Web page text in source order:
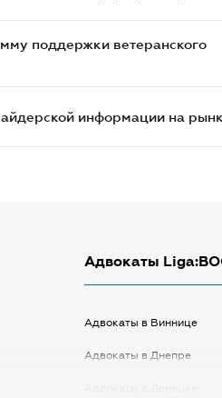
поддержки ветеранского
информации на
Адвокаты
Адвокаты в Виннице
Адвокаты в Днепре